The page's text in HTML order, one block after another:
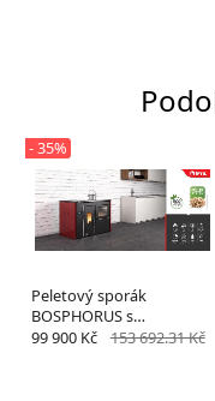
Peletový sporák
BOSPHORUS s
teplovodním výměníkem
- 35%
99 900 Kč 153 692.31 Kč